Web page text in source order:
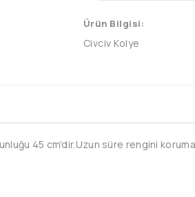
Ürün Bilgisi:
Civciv Kolye
45 cm'dir.Uzun süre rengini